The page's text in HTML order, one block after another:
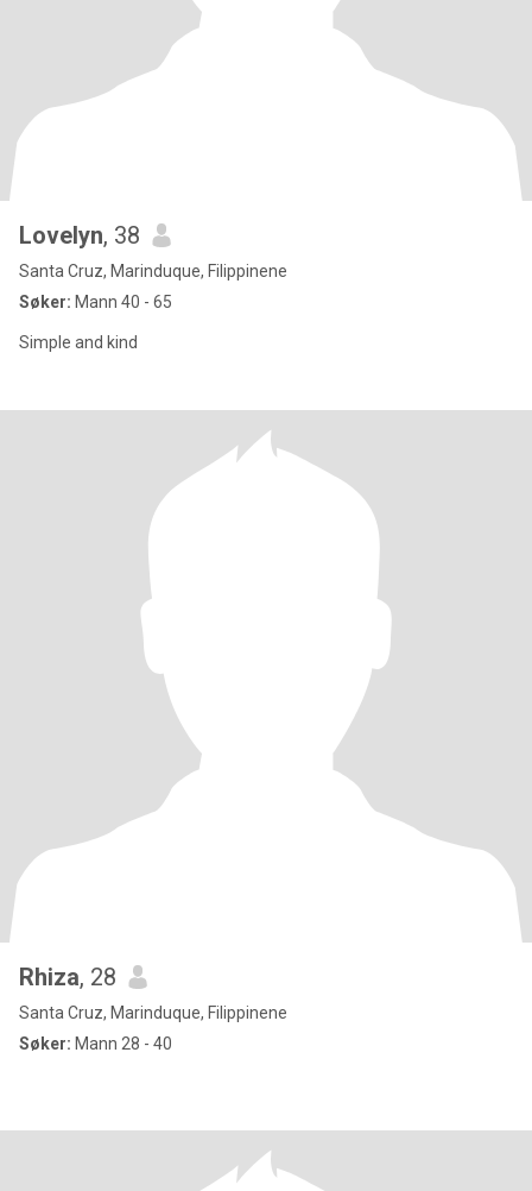
Lovelyn, 38
Santa Cruz, Marinduque, Filippinene
Søker: Mann 40 - 65
Simple and kind
Rhiza, 28
Santa Cruz, Marinduque, Filippinene
Søker: Mann 28 - 40